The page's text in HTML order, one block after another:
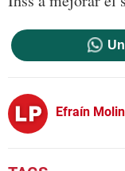
Efraín